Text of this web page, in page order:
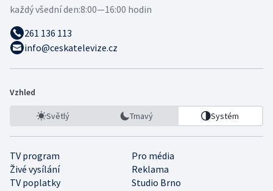
každý všední den:8:00—16:00 hodin
261 136 113
info@ceskatelevize.cz
Vzhled
Světlý Tmavý Systém
TV program
Pro média
Živé vysílání
Reklama
TV poplatky
Studio Brno